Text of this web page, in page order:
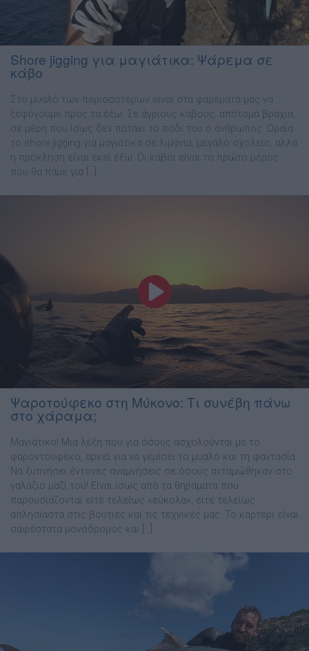
Shore jigging για μαγιάτικα: Ψάρεμα σε
κάβο
Στο µυαλό των περισσότερων είναι στα ψαρέματά μας να
ξεφύγουµε προς τα έξω. Σε άγριους κάβους, απότομα βράχια,
σε µέρη που ίσως δεν πατάει το πόδι του ο άνθρωπος. Ωραία
το shore jigging για μαγιάτικα σε λιµάνια, µεγάλο σχολείο, αλλά
η πρόκληση είναι εκεί έξω. Οι κάβοι είναι το πρώτο µέρος
που θα πάµε για […]
Ψαροτούφεκο στη Μύκονο: Τι συνέβη πάνω
στο χάραμα;
Μαγιάτικο! Μια λέξη που για όσους ασχολούνται με το
ψαροντούφεκο, αρκεί για να γεμίσει το μυαλό και τη φαντασία.
Να ξυπνήσει έντονες αναμνήσεις σε όσους ανταμώθηκαν στο
γαλάζιο μαζί του! Είναι ίσως από τα θηράματα που
παρουσιάζονται είτε τελείως «εύκολα», είτε τελείως
απλησίαστα στις βουτιές και τις τεχνικές μας. Το καρτέρι είναι
σαφέστατα μονόδρομος και […]